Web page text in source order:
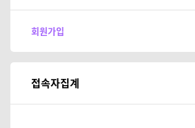
회원가입
접속자집계